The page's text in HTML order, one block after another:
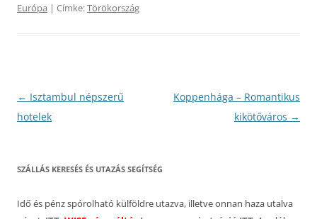
Európa | Címke:Törökország
Bejegyzés
navigáció
← Isztambul népszerű
hotelek
Koppenhága – Romantikus
kikötőváros →
SZÁLLÁS KERESÉS ÉS UTAZÁS SEGÍTSÉG
Idő és pénz spórolható külföldre utazva, illetve onnan haza utalva